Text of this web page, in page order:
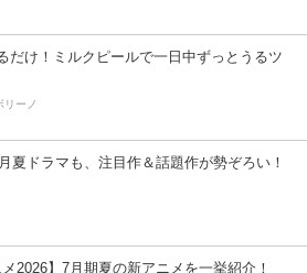
だけ！ミルクピールで一日中ずっとうるツ
リーノ
夏ドラマも、注目作＆話題作が勢ぞろい！
メ2026】7月期夏の新アニメを一挙紹介！